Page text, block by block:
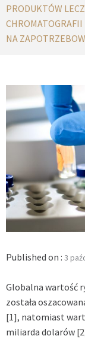
PRODUKTÓW
NA
Published on : 3
Globalna wartość
została
[1], natomiast
miliarda dolarów